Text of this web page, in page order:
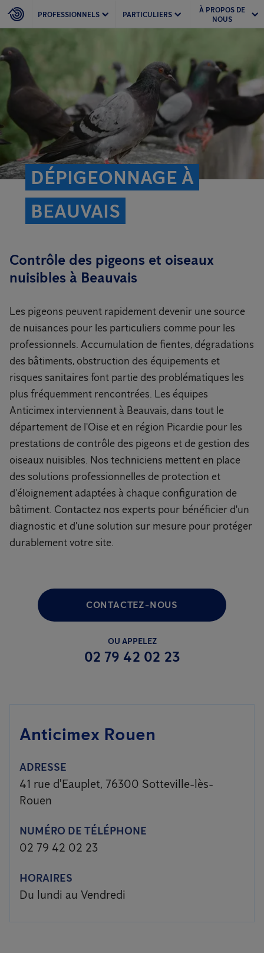
PROFESSIONNELS PARTICULIERS
À PROPOS DE
NOUS
DÉPIGEONNAGE À
BEAUVAIS
Contrôle des pigeons et oiseaux
nuisibles à Beauvais
Les pigeons peuvent rapidement devenir une source
de nuisances pour les particuliers comme pour les
professionnels. Accumulation de fientes, dégradations
des bâtiments, obstruction des équipements et
risques sanitaires font partie des problématiques les
plus fréquemment rencontrées. Les équipes
Anticimex interviennent à Beauvais, dans tout le
département de l'Oise et en région Picardie pour les
prestations de contrôle des pigeons et de gestion des
oiseaux nuisibles. Nos techniciens mettent en place
des solutions professionnelles de protection et
d'éloignement adaptées à chaque configuration de
bâtiment. Contactez nos experts pour bénéficier d'un
diagnostic et d'une solution sur mesure pour protéger
durablement votre site.
CONTACTEZ-NOUS
OU APPELEZ
02 79 42 02 23
Anticimex Rouen
ADRESSE
41 rue d'Eauplet, 76300 Sotteville-lès-
Rouen
NUMÉRO DE TÉLÉPHONE
02 79 42 02 23
HORAIRES
Du lundi au Vendredi